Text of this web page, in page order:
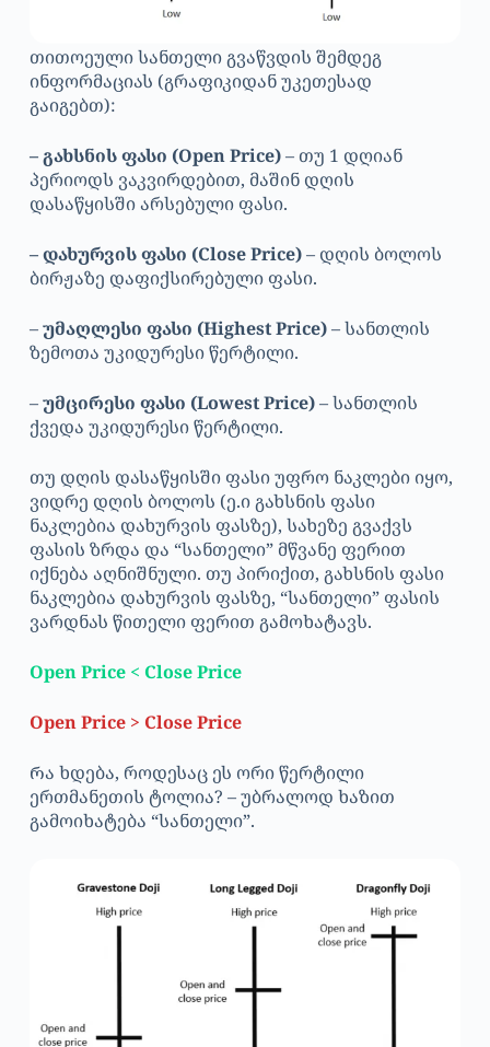
თითოეული სანთელი გვაწვდის შემდეგ
ინფორმაციას (გრაფიკიდან უკეთესად
გაიგებთ):
– გახსნის ფასი (Open Price)– თუ 1 დღიან
პერიოდს ვაკვირდებით, მაშინ დღის
დასაწყისში არსებული ფასი.
– დახურვის ფასი (Close Price)– დღის ბოლოს
ბირჟაზე დაფიქსირებული ფასი.
–უმაღლესი ფასი (Highest Price)– სანთლის
ზემოთა უკიდურესი წერტილი.
–უმცირესი ფასი (Lowest Price)– სანთლის
ქვედა უკიდურესი წერტილი.
თუ დღის დასაწყისში ფასი უფრო ნაკლები იყო,
ვიდრე დღის ბოლოს (ე.ი გახსნის ფასი
ნაკლებია დახურვის ფასზე), სახეზე გვაქვს
ფასის ზრდა და “სანთელი” მწვანე ფერით
იქნება აღნიშნული. თუ პირიქით, გახსნის ფასი
ნაკლებია დახურვის ფასზე, “სანთელი” ფასის
ვარდნას წითელი ფერით გამოხატავს.
Open Price < Close Price
Open Price > Close Price
Რა ხდება, როდესაც ეს ორი წერტილი
ერთმანეთის ტოლია? – უბრალოდ ხაზით
გამოიხატება “სანთელი”.